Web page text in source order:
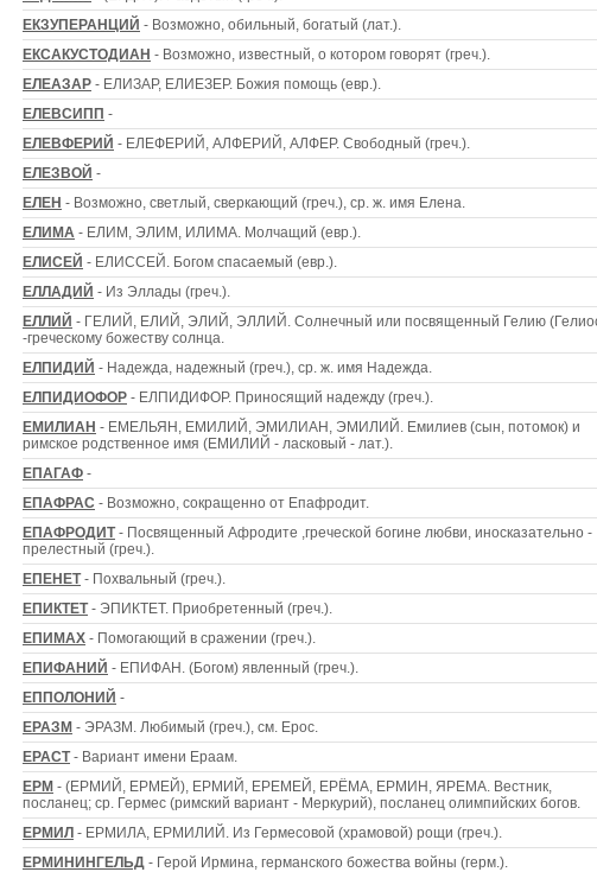
ЕКЗУПЕРАНЦИЙ - Возможно, обильный, богатый (лат.).
ЕКСАКУСТОДИАН - Возможно, известный, о котором говорят (греч.).
ЕЛЕАЗАР - ЕЛИЗАР, ЕЛИЕЗЕР. Божия помощь (евр.).
ЕЛЕВСИПП -
ЕЛЕВФЕРИЙ - ЕЛЕФЕРИЙ, АЛФЕРИЙ, АЛФЕР. Свободный (греч.).
ЕЛЕЗВОЙ -
ЕЛЕН - Возможно, светлый, сверкающий (греч.), ср. ж. имя Елена.
ЕЛИМА - ЕЛИМ, ЭЛИМ, ИЛИМА. Молчащий (евр.).
ЕЛИСЕЙ - ЕЛИССЕЙ. Богом спасаемый (евр.).
ЕЛЛАДИЙ - Из Эллады (греч.).
ЕЛЛИЙ - ГЕЛИЙ, ЕЛИЙ, ЭЛИЙ, ЭЛЛИЙ. Солнечный или посвященный Гелию
-греческому божеству солнца.
ЕЛПИДИЙ - Надежда, надежный (греч.), ср. ж. имя Надежда.
ЕЛПИДИОФОР - ЕЛПИДИФОР. Приносящий надежду (греч.).
ЕМИЛИАН - ЕМЕЛЬЯН, ЕМИЛИЙ, ЭМИЛИАН, ЭМИЛИЙ. Емилиев (сын, потомок) и
римское родственное имя (ЕМИЛИЙ - ласковый - лат.).
ЕПАГАФ -
ЕПАФРАС - Возможно, сокращенно от Епафродит.
ЕПАФРОДИТ- Посвященный Афродите ,греческой богине любви, иносказательно -
прелестный (греч.).
ЕПЕНЕТ- Похвальный (греч.).
ЕПИКТЕТ- ЭПИКТЕТ. Приобретенный (греч.).
ЕПИМАХ - Помогающий в сражении (греч.).
ЕПИФАНИЙ - ЕПИФАН. (Богом) явленный (греч.).
ЕППОЛОНИЙ -
ЕРАЗМ - ЭРАЗМ. Любимый (греч.), см. Ерос.
ЕРАСТ- Вариант имени Ераам.
ЕРМ - (ЕРМИЙ, ЕРМЕЙ), ЕРМИЙ, ЕРЕМЕЙ, ЕРЁМА, ЕРМИН, ЯРЕМА. Вестник,
посланец; ср. Гермес (римский вариант - Меркурий), посланец олимпийских богов.
ЕРМИЛ - ЕРМИЛА, ЕРМИЛИЙ. Из Гермесовой (храмовой) рощи (греч.).
ЕРМИНИНГЕЛЬД - Герой Ирмина, германского божества войны (герм.).